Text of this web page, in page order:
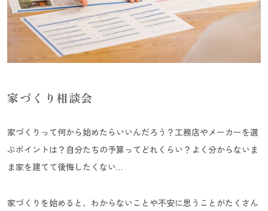
家づくり相談会
家づくりって何から始めたらいいんだろう？工務店やメーカーを選
ぶポイントは？自分たちの予算ってどれくらい？よく分からないま
ま家を建てて後悔したくない…
家づくりを始めると、わからないことや不安に思うことがたくさん